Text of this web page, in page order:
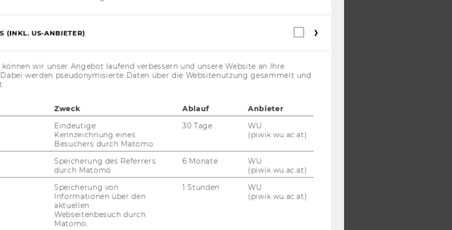
JOBS
JOBS
JOBPORTAL
RESEARCH CAREER
WELCOME SERVICES
JOBS MIT WU-STUDIUM
(INKL. US-ANBIETER)
Webstatistik
wir unser Angebot laufend verbessern und unsere Website an Ihre
werden pseudonymisierte Daten über die Websitenutzung gesammelt und
Zweck Ablauf
Anbieter
Eindeutige
Kennzeichnung eines
Besuchers durch Matomo.
30 Tage
WU
(piwik.wu.ac.at)
Speicherung des Referrers
durch Matomo.
6 Monate
WU
(piwik.wu.ac.at)
Speicherung von
Informationen über den
aktuellen
Webseitenbesuch durch
Matomo.
1 Stunden
WU
(piwik.wu.ac.at)